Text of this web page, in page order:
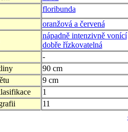
floribunda
oranžová a červená
nápadně intenzivně vonící
dobře řízkovatelná
-
90 cm
9 cm
1
11